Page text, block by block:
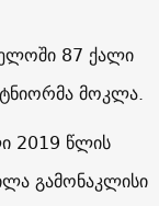
87 ქალი
მოკლა.
2019 წლის
გამონაკლისი